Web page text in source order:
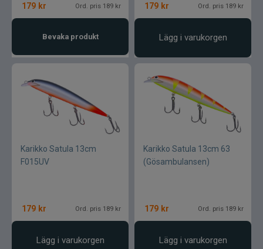
179 kr Ord. pris 189 kr
Bevaka produkt
179 kr Ord. pris 189 kr
Lägg i varukorgen
Karikko Satula 13cm
F015UV
179 kr Ord. pris 189 kr
Lägg i varukorgen
Karikko Satula 13cm 63
(Gösambulansen)
179 kr Ord. pris 189 kr
Lägg i varukorgen